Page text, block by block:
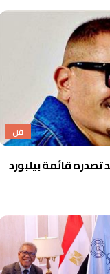
فن
قائمة بيلبورد